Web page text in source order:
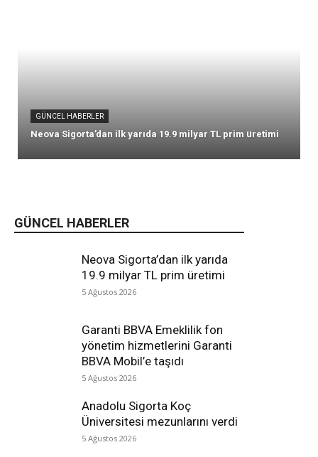
GÜNCEL HABERLER
Neova Sigorta’dan ilk yarıda
19.9 milyar TL prim üretimi
5 Ağustos 2026
Garanti BBVA Emeklilik fon
yönetim hizmetlerini Garanti
BBVA Mobil’e taşıdı
5 Ağustos 2026
Anadolu Sigorta Koç
Üniversitesi mezunlarını verdi
5 Ağustos 2026
GÜNCEL HABERLER
Neova Sigorta’dan ilk yarıda 19.9 milyar TL prim üretimi